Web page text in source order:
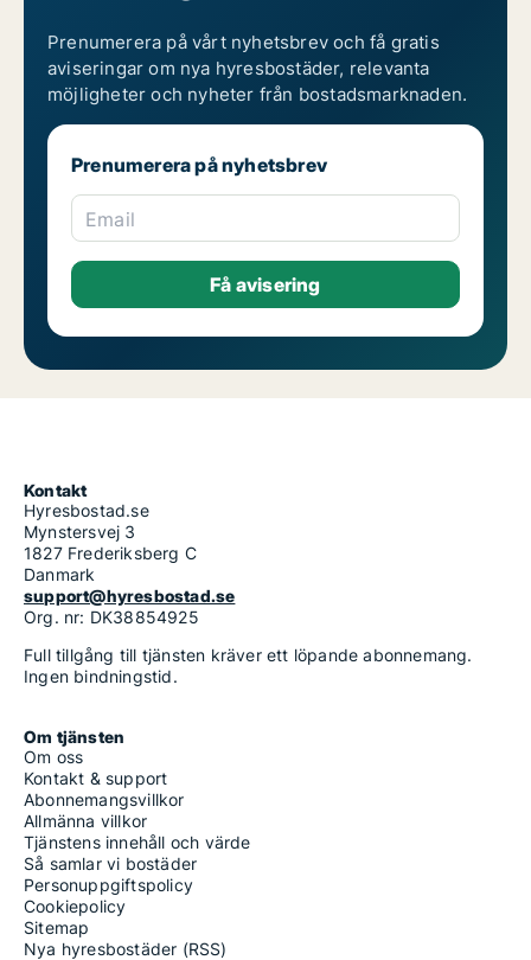
Prenumerera på vårt nyhetsbrev och få gratis
aviseringar om nya hyresbostäder, relevanta
möjligheter och nyheter från bostadsmarknaden.
Prenumerera på nyhetsbrev
Email
Kontakt
Hyresbostad.se
Mynstersvej 3
1827 Frederiksberg C
Danmark
support@hyresbostad.se
Org. nr: DK38854925
Full tillgång till tjänsten kräver ett löpande abonnemang.
Ingen bindningstid.
Om tjänsten
Om oss
Kontakt & support
Abonnemangsvillkor
Allmänna villkor
Tjänstens innehåll och värde
Så samlar vi bostäder
Personuppgiftspolicy
Cookiepolicy
Sitemap
Nya hyresbostäder (RSS)